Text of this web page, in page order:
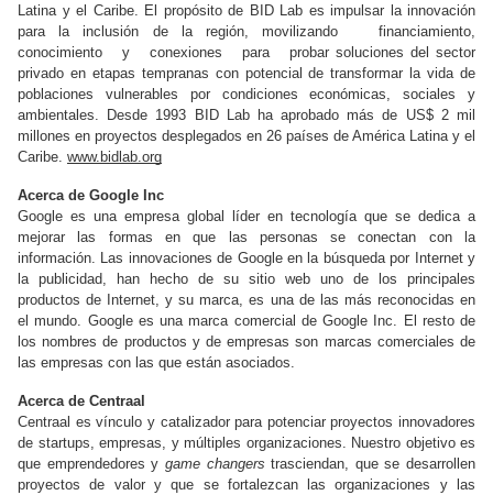
Latina y el Caribe. El propósito de BID Lab es impulsar la innovación
para la inclusión de la región, movilizando   financiamiento,
conocimiento   y   conexiones   para   probar soluciones del sector
privado en etapas tempranas con potencial de transformar la vida de
poblaciones vulnerables por condiciones económicas, sociales y
ambientales. Desde 1993 BID Lab ha aprobado más de US$ 2 mil
millones en proyectos desplegados en 26 países de América Latina y el
Caribe. www.bidlab.org
Acerca de Google Inc
Google es una empresa global líder en tecnología que se dedica a
mejorar las formas en que las personas se conectan con la
información. Las innovaciones de Google en la búsqueda por Internet y
la publicidad, han hecho de su sitio web uno de los principales
productos de Internet, y su marca, es una de las más reconocidas en
el mundo. Google es una marca comercial de Google Inc. El resto de
los nombres de productos y de empresas son marcas comerciales de
las empresas con las que están asociados.
Acerca de Centraal
Centraal es vínculo y catalizador para potenciar proyectos innovadores
de startups, empresas, y múltiples organizaciones. Nuestro objetivo es
que emprendedores y game changers trasciendan, que se desarrollen
proyectos de valor y que se fortalezcan las organizaciones y las